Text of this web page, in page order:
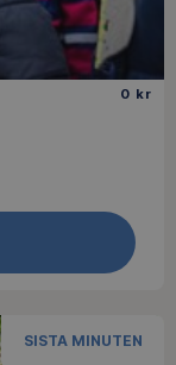
0 kr
SISTA MINUTEN